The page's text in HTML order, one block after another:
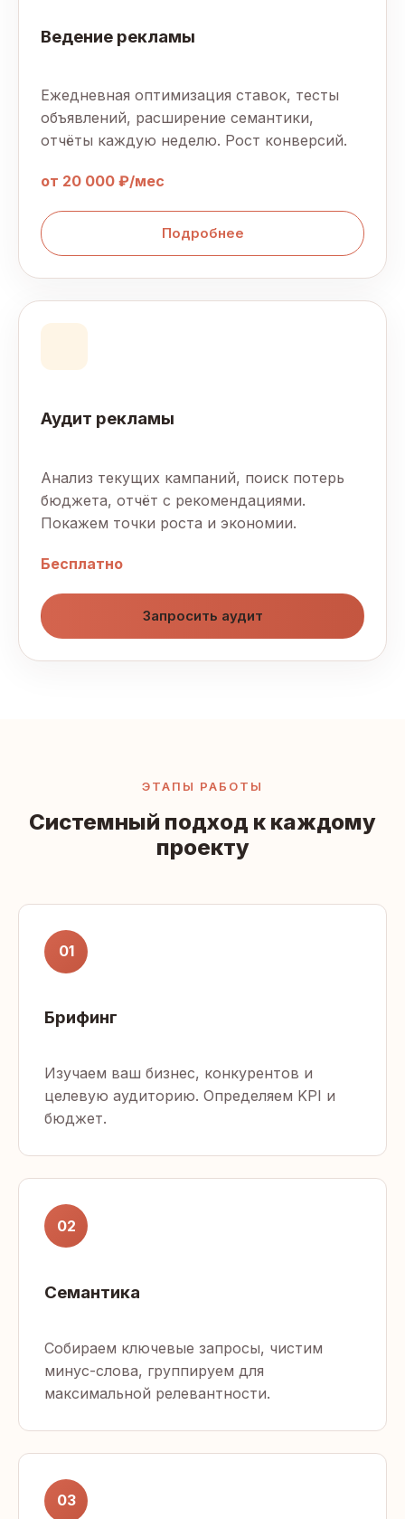
Ведение рекламы
Ежедневная оптимизация ставок, тесты
объявлений, расширение семантики,
отчёты каждую неделю. Рост конверсий.
от 20 000 ₽/мес
Подробнее
Аудит рекламы
Анализ текущих кампаний, поиск потерь
бюджета, отчёт с рекомендациями.
Покажем точки роста и экономии.
Бесплатно
Запросить аудит
ЭТАПЫ РАБОТЫ
Системный подход к каждому
проекту
01
Брифинг
Изучаем ваш бизнес, конкурентов и
целевую аудиторию. Определяем KPI и
бюджет.
02
Семантика
Собираем ключевые запросы, чистим
минус-слова, группируем для
максимальной релевантности.
03